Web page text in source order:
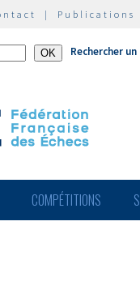
| Publications
Rechercher un
COMPÉTITIONS